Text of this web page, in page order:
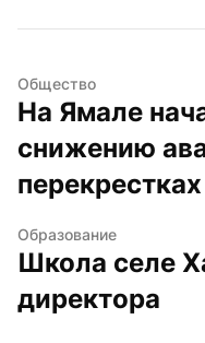
Общество
На Ямале
снижению
перекрестках
Образование
Школа селе
директора